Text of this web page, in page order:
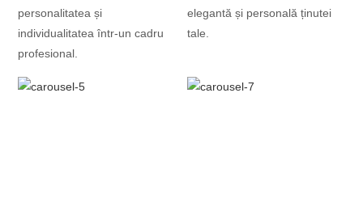
personalitatea și
individualitatea într-un cadru
profesional.
elegantă și personală ținutei
tale.